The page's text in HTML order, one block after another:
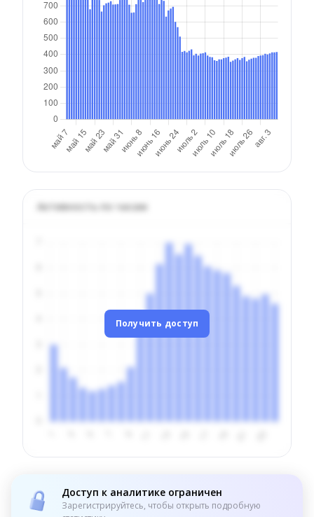
Активность по часам
Получить доступ
Доступ к аналитике ограничен
Зарегистрируйтесь, чтобы открыть подробную